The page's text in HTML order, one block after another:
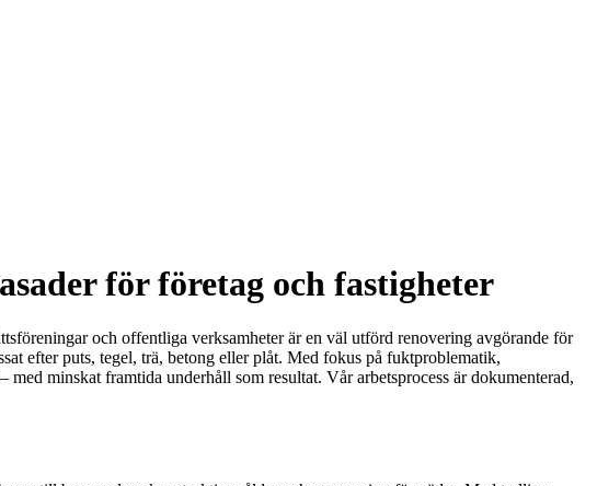
för företag och fastigheter
och offentliga verksamheter är en väl utförd renovering avgörande för
efter puts, tegel, trä, betong eller plåt. Med fokus på fuktproblematik,
minskat framtida underhåll som resultat. Vår arbetsprocess är dokumenterad,